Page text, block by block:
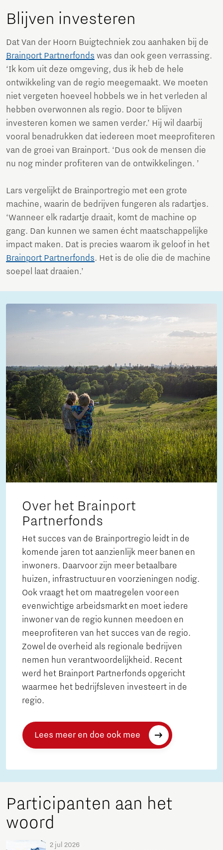
Blijven investeren
Dat Van der Hoorn Buigtechniek zou aanhaken bij de
Brainport Partnerfonds was dan ook geen verrassing.
‘Ik kom uit deze omgeving, dus ik heb de hele
ontwikkeling van de regio meegemaakt. We moeten
niet vergeten hoeveel hobbels we in het verleden al
hebben overwonnen als regio. Door te blijven
investeren komen we samen verder.’ Hij wil daarbij
vooral benadrukken dat iedereen moet meeprofiteren
van de groei van Brainport. ‘Dus ook de mensen die
nu nog minder profiteren van de ontwikkelingen. ’
Lars vergelijkt de Brainportregio met een grote
machine, waarin de bedrijven fungeren als radartjes.
‘Wanneer elk radartje draait, komt de machine op
gang. Dan kunnen we samen écht maatschappelijke
impact maken. Dat is precies waarom ik geloof in het
Brainport Partnerfonds. Het is de olie die de machine
soepel laat draaien.’
Over het Brainport
Partnerfonds
Het succes van de Brainportregio leidt in de
komende jaren tot aanzienlijk meer banen en
inwoners. Daarvoor zijn meer betaalbare
huizen, infrastructuur en voorzieningen nodig.
Ook vraagt het om maatregelen voor een
evenwichtige arbeidsmarkt en moet iedere
inwoner van de regio kunnen meedoen en
meeprofiteren van het succes van de regio.
Zowel de overheid als regionale bedrijven
nemen hun verantwoordelijkheid. Recent
werd het Brainport Partnerfonds opgericht
waarmee het bedrijfsleven investeert in de
regio.
Lees meer en doe ook mee
Participanten aan het
woord
2 jul 2026